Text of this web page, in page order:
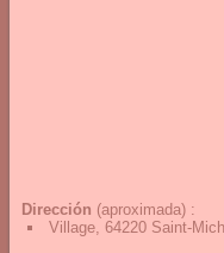
Dirección (aproximada) :
Village, 64220 Saint-